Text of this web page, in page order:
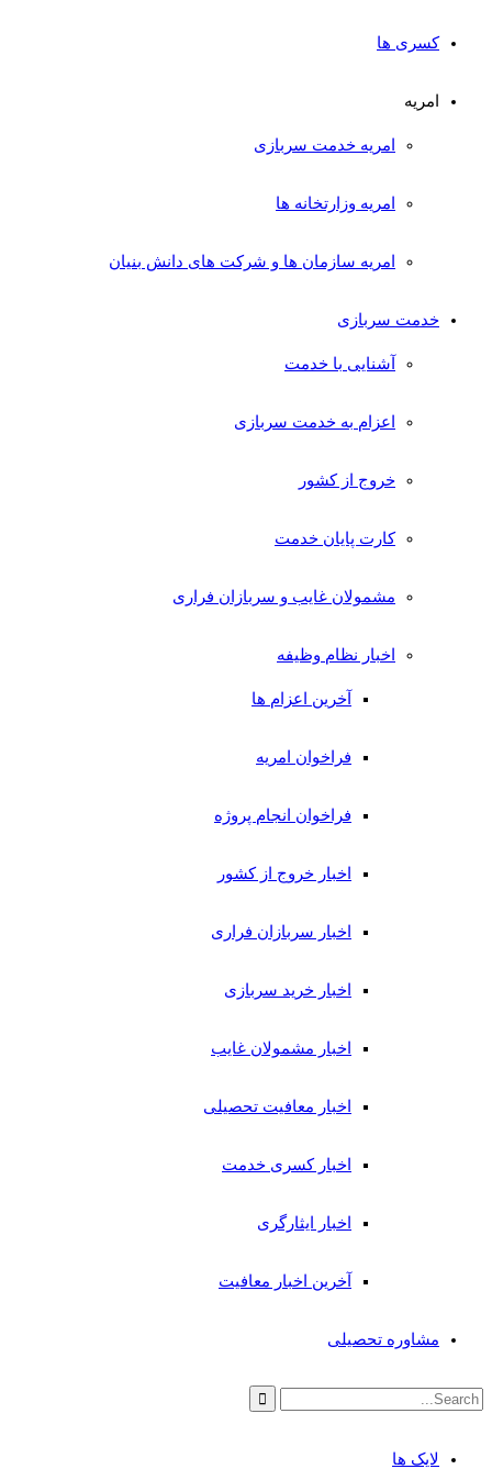
کسری ها
امریه
امریه خدمت سربازی
امریه وزارتخانه ها
امریه سازمان ها و شرکت های دانش بنیان
خدمت سربازی
آشنایی با خدمت
اعزام به خدمت سربازی
خروج از کشور
کارت پایان خدمت
مشمولان غایب و سربازان فراری
اخبار نظام وظیفه
آخرین اعزام ها
فراخوان امریه
فراخوان انجام پروژه
اخبار خروج از کشور
اخبار سربازان فراری
اخبار خرید سربازی
اخبار مشمولان غایب
اخبار معافیت تحصیلی
اخبار کسری خدمت
اخبار ایثارگری
آخرین اخبار معافیت
مشاوره تحصیلی
لایک ها